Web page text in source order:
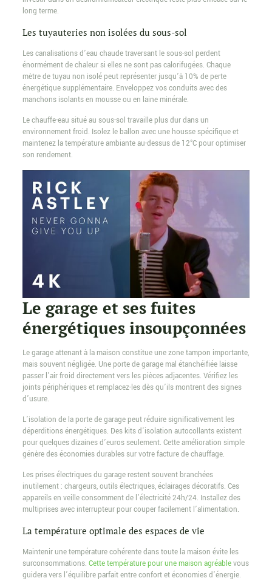
long terme.
Les tuyauteries non isolées du sous-sol
Les canalisations d’eau chaude traversant le sous-sol perdent
énormément de chaleur si elles ne sont pas calorifugées. Chaque
mètre de tuyau non isolé peut représenter jusqu’à 10% de perte
énergétique supplémentaire. Enveloppez vos conduits avec des
manchons isolants en mousse ou en laine minérale.
Le chauffe-eau situé au sous-sol travaille plus dur dans un
environnement froid. Isolez le ballon avec une housse spécifique et
maintenez la température ambiante au-dessus de 12°C pour optimiser
son rendement.
Le garage et ses fuites
énergétiques insoupçonnées
Le garage attenant à la maison constitue une zone tampon importante,
mais souvent négligée. Une porte de garage mal étanchéifiée laisse
passer l’air froid directement vers les pièces adjacentes. Vérifiez les
joints périphériques et remplacez-les dès qu’ils montrent des signes
d’usure.
L’isolation de la porte de garage peut réduire significativement les
déperditions énergétiques. Des kits d’isolation autocollants existent
pour quelques dizaines d’euros seulement. Cette amélioration simple
génère des économies durables sur votre facture de chauffage.
Les prises électriques du garage restent souvent branchées
inutilement : chargeurs, outils électriques, éclairages décoratifs. Ces
appareils en veille consomment de l’électricité 24h/24. Installez des
multiprises avec interrupteur pour couper facilement l’alimentation.
La température optimale des espaces de vie
Maintenir une température cohérente dans toute la maison évite les
surconsommations. Cette température pour une maison agréablevous
guidera vers l’équilibre parfait entre confort et économies d’énergie.